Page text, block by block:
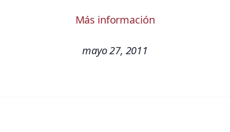
Más información
mayo 27, 2011